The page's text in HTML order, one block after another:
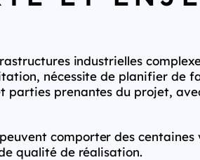
industrielles
nécessite de planifier de
parties prenantes du projet,
comporter des
qualité de réalisation.